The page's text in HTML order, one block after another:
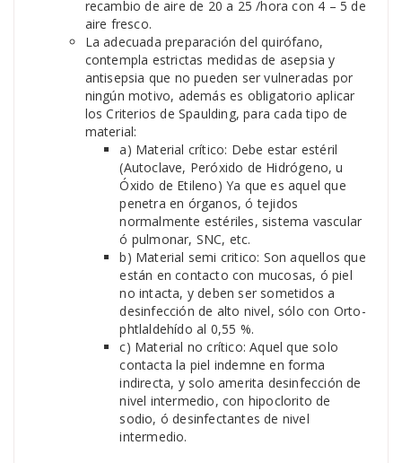
recambio de aire de 20 a 25 /hora con 4 – 5 de
aire fresco.
La adecuada preparación del quirófano,
contempla estrictas medidas de asepsia y
antisepsia que no pueden ser vulneradas por
ningún motivo, además es obligatorio aplicar
los Criterios de Spaulding, para cada tipo de
material:
a) Material crítico: Debe estar estéril
(Autoclave, Peróxido de Hidrógeno, u
Óxido de Etileno) Ya que es aquel que
penetra en órganos, ó tejidos
normalmente estériles, sistema vascular
ó pulmonar, SNC, etc.
b) Material semi critico: Son aquellos que
están en contacto con mucosas, ó piel
no intacta, y deben ser sometidos a
desinfección de alto nivel, sólo con Orto-
phtlaldehído al 0,55 %.
c) Material no crítico: Aquel que solo
contacta la piel indemne en forma
indirecta, y solo amerita desinfección de
nivel intermedio, con hipoclorito de
sodio, ó desinfectantes de nivel
intermedio.